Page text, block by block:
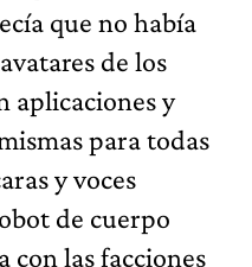
que no había
de los
aplicaciones y
para todas
y voces
de cuerpo
con las facciones